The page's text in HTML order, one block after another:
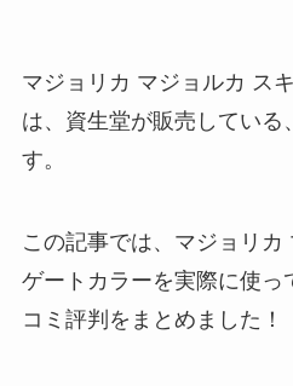
マジョリカ マジョルカ ス
は、資生堂が販売している
す。
この記事では、 マジョリカ
ゲートカラーを実際に使っ
コミ評判をまとめました！